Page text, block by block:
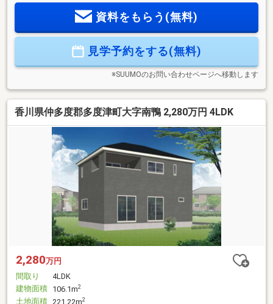
■雨でも安心のインナーバルコニー≪安心の住宅性能≫■高断
熱×耐震等級3×低価格の新築住宅!■住宅性能表示制度7項目で
資料をもらう(無料)
見学予約をする(無料)
※SUUMOのお問い合わせページへ移動します
香川県仲多度郡多度津町大字南鴨 2,280万円 4LDK
2,280万円
間取り
4LDK
建物面積 106.1m2
土地面積 2